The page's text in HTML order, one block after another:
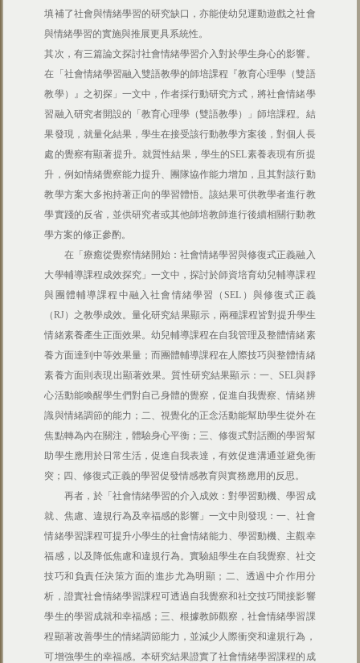
填補了社會與情緒學習的研究缺口，亦能使幼兒運動遊戲之社會
與情緒學習的實施與推展更具系統性。
其次，有三篇論文探討社會情緒學習介入對於學生身心的影響。
在「社會情緒學習融入雙語教學的師培課程『教育心理學（雙語
教學）』之初探」一文中，作者採行動研究方式，將社會情緒學
習融入研究者開設的「教育心理學（雙語教學）」師培課程。結
果發現，就量化結果，學生在接受該行動教學方案後，對個人長
處的覺察有顯著提升。就質性結果，學生的SEL素養表現有所提
升，例如情緒覺察能力提升、團隊協作能力增加，且其對該行動
教學方案大多抱持著正向的學習體悟。該結果可供教學者進行教
學實踐的反省，並供研究者或其他師培教師進行後續相關行動教
學方案的修正參酌。
在「療癒從覺察情緒開始：社會情緒學習與修復式正義融入
大學輔導課程成效探究」一文中，探討於師資培育幼兒輔導課程
與團體輔導課程中融入社會情緒學習（SEL）與修復式正義
（RJ）之教學成效。量化研究結果顯示，兩種課程皆對提升學生
情緒素養產生正面效果。幼兒輔導課程在自我管理及整體情緒素
養方面達到中等效果量；而團體輔導課程在人際技巧與整體情緒
素養方面則表現出顯著效果。質性研究結果顯示：一、SEL與靜
心活動能喚醒學生們對自己身體的覺察，促進自我覺察、情緒辨
識與情緒調節的能力；二、視覺化的正念活動能幫助學生從外在
焦點轉為內在關注，體驗身心平衡；三、修復式對話圈的學習幫
助學生應用於日常生活，促進自我表達，有效促進溝通並避免衝
突；四、修復式正義的學習促發情感教育與實務應用的反思。
再者，於「社會情緒學習的介入成效：對學習動機、學習成
就、焦慮、違規行為及幸福感的影響」一文中則發現：一、社會
情緒學習課程可提升小學生的社會情緒能力、學習動機、主觀幸
福感，以及降低焦慮和違規行為。實驗組學生在自我覺察、社交
技巧和負責任決策方面的進步尤為明顯；二、透過中介作用分
析，證實社會情緒學習課程可透過自我覺察和社交技巧間接影響
學生的學習成就和幸福感；三、根據教師觀察，社會情緒學習課
程顯著改善學生的情緒調節能力，並減少人際衝突和違規行為，
可增強學生的幸福感。本研究結果證實了社會情緒學習課程的成